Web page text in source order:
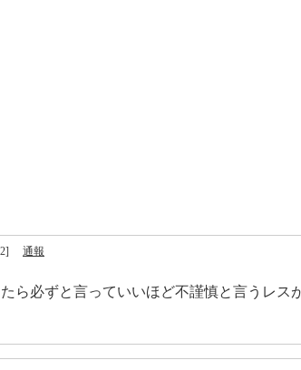
通報
ら必ずと言っていいほど不謹慎と言うレス